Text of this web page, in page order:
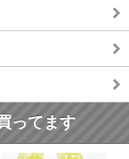
ってます